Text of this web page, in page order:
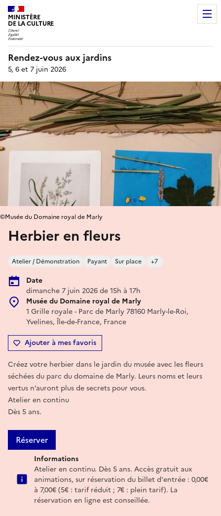
MINISTÈRE
DE LA CULTURE
Rendez-vous aux jardins
5, 6 et 7 juin 2026
Herbier en fleurs
Atelier / Démonstration Payant Sur place +7
Date
dimanche 7 juin 2026 de 15h à 17h
Musée du Domaine royal de Marly
1 Grille royale - Parc de Marly 78160 Marly-le-Roi,
Yvelines, Île-de-France, France
Ajouter à mes favoris
©Musée du Domaine royal de Marly
Créez votre herbier dans le jardin du musée avec les fleurs
séchées du parc du domaine de Marly. Leurs noms et leurs
vertus n’auront plus de secrets pour vous.
Atelier en continu
Dès 5 ans.
Réserver
Informations
Atelier en continu. Dès 5 ans. Accès gratuit aux
animations, sur réservation du billet d'entrée : 0,00€
à 7,00€ (5€ : tarif réduit ; 7€ : plein tarif). La
réservation en ligne est conseillée.